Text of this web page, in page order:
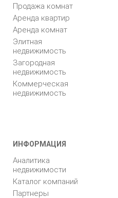
Продажа комнат
Аренда квартир
Аренда комнат
Элитная
недвижимость
Загородная
недвижимость
Коммерческая
недвижимость
ИНФОРМАЦИЯ
Аналитика
недвижимости
Каталог компаний
Партнеры